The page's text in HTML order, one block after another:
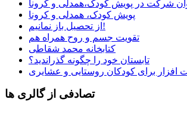
شرکت در پویش کودک،همدلی و کرونا
پویش کودک، همدلی و کرونا
از تحصیل باز نمانیم!
تقویت جسم و روح همراه هم
کتابخانه محمد شقاطی
تابستان خود را چگونه گذراندید؟
افزار برای کودکان روستایی و عشایری
تصادفی از گالری ها